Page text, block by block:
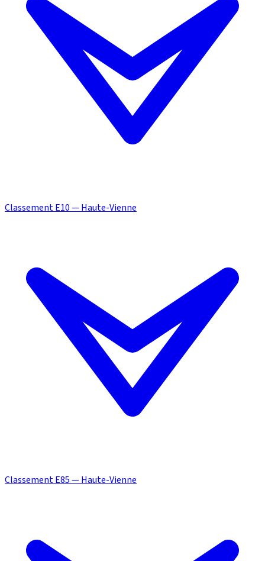
Classement E10 — Haute-Vienne
Classement E85 — Haute-Vienne